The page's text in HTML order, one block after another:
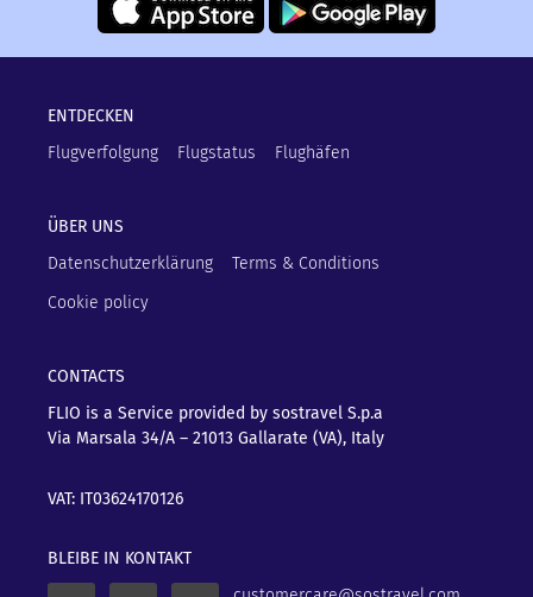
ENTDECKEN
Flugverfolgung
Flugstatus Flughäfen
ÜBER UNS
Datenschutzerklärung
Terms & Conditions
Cookie policy
CONTACTS
FLIO is a Service provided by sostravel S.p.a
Via Marsala 34/A – 21013 Gallarate (VA), Italy
VAT: IT03624170126
BLEIBE IN KONTAKT